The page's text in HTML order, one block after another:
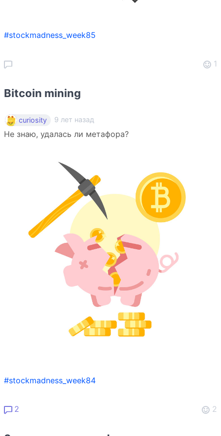
#stockmadness_week85
1
Bitcoin mining
curiosity 9 лет назад
Не знаю, удалась ли метафора?
#stockmadness_week84
2 2